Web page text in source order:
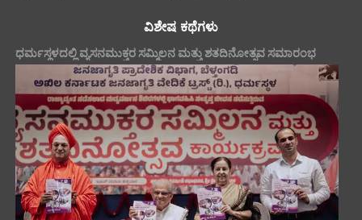
ವಿಶೇಷ ಕಥೆಗಳು
ಧರ್ಮಸ್ಥಳದಲ್ಲಿ ವ್ಯಸನಮುಕ್ತರ ಸಮ್ಮಿಲನ ಮತ್ತು ಶತದಿನೋತ್ಸವ ಸಮಾರಂಭ